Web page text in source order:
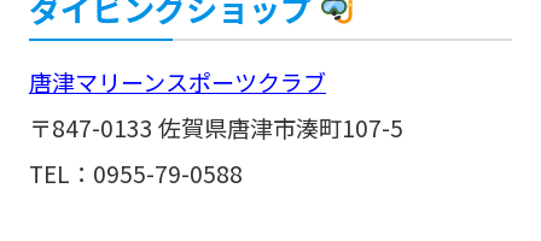
唐津マリーンスポーツクラブ
〒847-0133 佐賀県唐津市湊町107-5
TEL： 0955-79-0588